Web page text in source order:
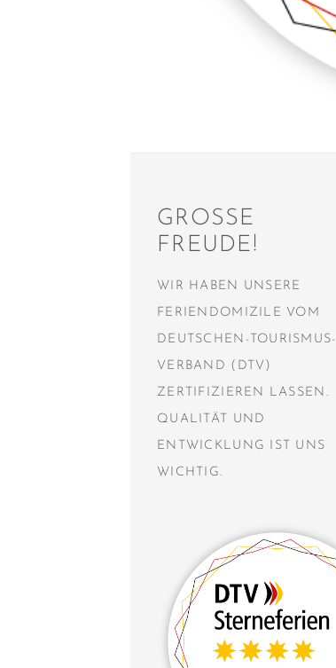
GROSSE F
REUDE!
WIR HABEN UNSERE
FERIENDOMIZILE VOM
DEUTSCHEN-TOURISMUS-
VERBAND (DTV)
ZERTIFIZIEREN LASSEN.
QUALITÄT UND
ENTWICKLUNG IST UNS
WICHTIG.